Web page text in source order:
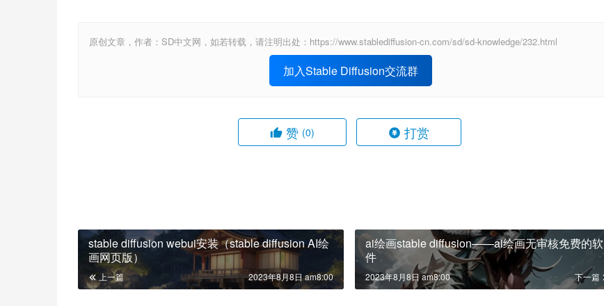
原创文章，作者：SD中文网，如若转载，请注明出处：https://www.stablediffusion-cn.com/sd/sd-knowledge/232.html
加入Stable Diffusion交流群
赞 (0) 打赏
stable diffusion webui安装（stable diffusion AI绘
画网页版）
上一篇 2023年8月8日 am8:00
ai绘画stable diffusion——ai绘画无审核免费的软
件
下一篇
2023年8月8日 am8:00